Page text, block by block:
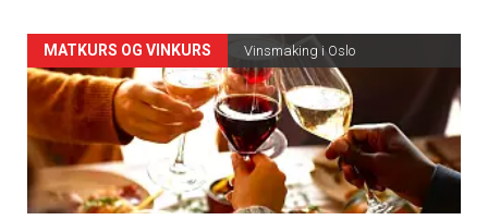
Forsiden
akkurat
nå
-
MATKURS OG VINKURS Vinsmaking i Oslo